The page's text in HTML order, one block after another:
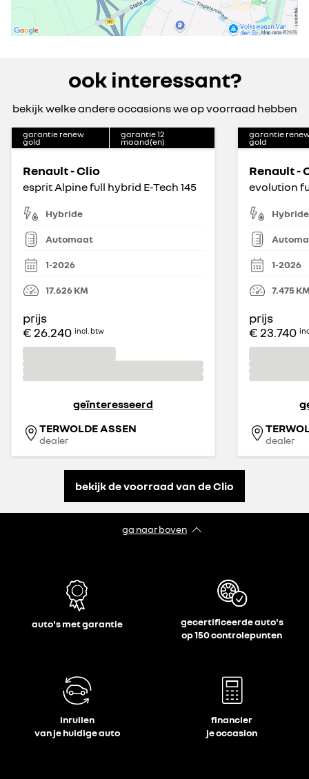
ook interessant?
bekijk welke andere occasions we op voorraad hebben
garantie renew
gold
garantie12
maand(en)
Renault - Clio
esprit Alpine full hybrid E-Tech 145
Hybride
Automaat
1-2026
17.626KM
prijs
€ 26.240 incl. btw
geïnteresseerd
TERWOLDE ASSEN
dealer
garantie
gold
Renault -
evolution
Hybride
1-2026
7.475
prijs
€ 23.740
dealer
bekijk de voorraad van de Clio
ga naar boven
auto's met garantie
gecertificeerde auto's
op 150 controlepunten
inruilen
van je huidige auto
financier
je occasion